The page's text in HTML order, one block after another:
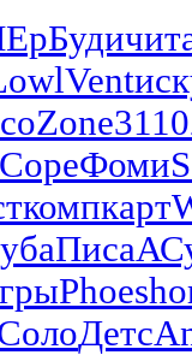
Буди
Vent
Zone3110
CopeФоми
компкарт
Писа
Phoe
Детс